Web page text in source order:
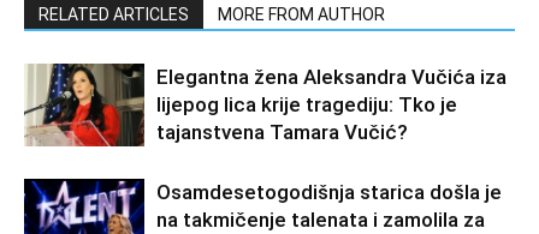
RELATED ARTICLES MORE FROM AUTHOR
Elegantna žena Aleksandra Vučića iza
lijepog lica krije tragediju: Tko je
tajanstvena Tamara Vučić?
Osamdesetogodišnja starica došla je
na takmičenje talenata i zamolila za